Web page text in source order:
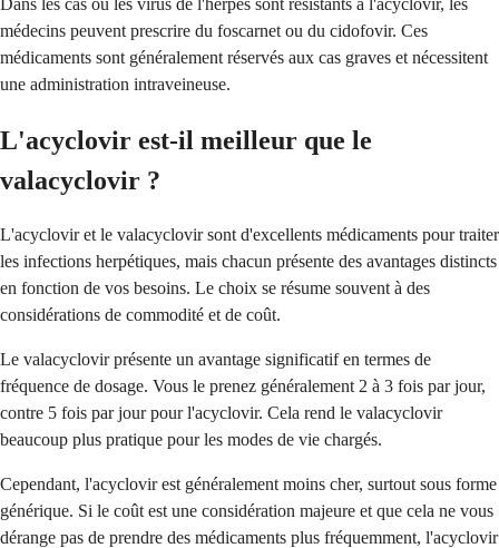
médecins peuvent prescrire du foscarnet ou du cidofovir. Ces
médicaments sont généralement réservés aux cas graves et nécessitent
une administration intraveineuse.
L'acyclovir est-il meilleur que le
valacyclovir ?
L'acyclovir et le valacyclovir sont d'excellents médicaments pour traiter
les infections herpétiques, mais chacun présente des avantages distincts
en fonction de vos besoins. Le choix se résume souvent à des
considérations de commodité et de coût.
Le valacyclovir présente un avantage significatif en termes de
fréquence de dosage. Vous le prenez généralement 2 à 3 fois par jour,
contre 5 fois par jour pour l'acyclovir. Cela rend le valacyclovir
beaucoup plus pratique pour les modes de vie chargés.
Cependant, l'acyclovir est généralement moins cher, surtout sous forme
générique. Si le coût est une considération majeure et que cela ne vous
dérange pas de prendre des médicaments plus fréquemment, l'acyclovir